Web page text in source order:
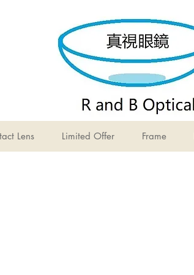
Lens Limited Offer Frame